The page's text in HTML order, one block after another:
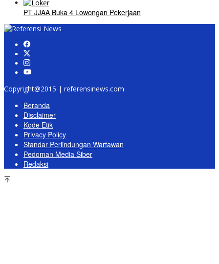
PT JJAA Buka 4 Lowongan Pekerjaan
Copyright@2015 | referensinews.com
Beranda
Disclaimer
Kode Etik
Privacy Policy
Standar Perlindungan Wartawan
Pedoman Media Siber
Redaksi